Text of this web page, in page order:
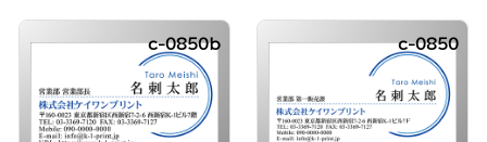
c-0850b c-0850